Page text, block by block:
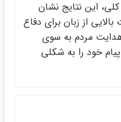
اين نتايج نشان
از زبان براي دفاع
مردم به سوي
خود را به شكلي